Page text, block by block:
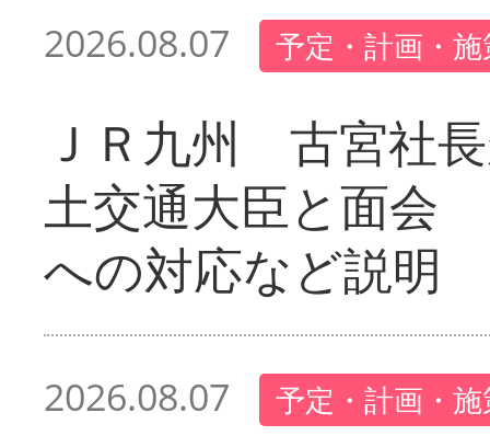
2026.08.07 予定・計画・
ＪＲ九州 古宮社
土交通大臣と面会
への対応など説明
2026.08.07 予定・計画・